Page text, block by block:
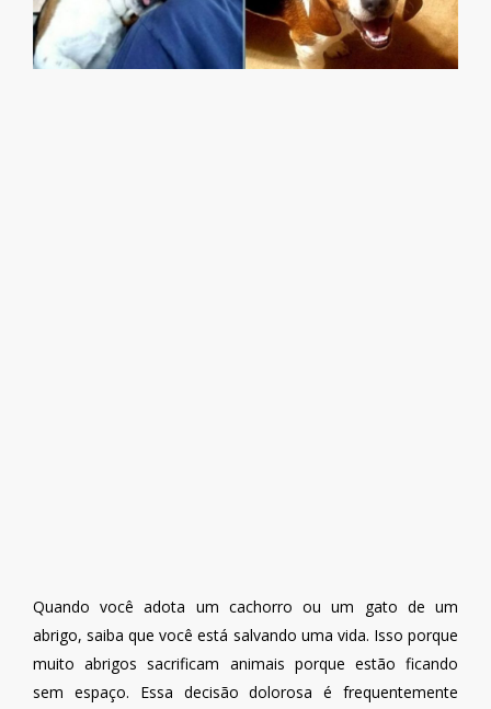
Quando você adota um cachorro ou um gato de um
abrigo, saiba que você está salvando uma vida. Isso porque
muito abrigos sacrificam animais porque estão ficando
sem espaço. Essa decisão dolorosa é frequentemente